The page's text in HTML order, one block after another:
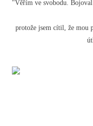
"Věřím ve svobodu. Bojoval
protože jsem cítil, že mou